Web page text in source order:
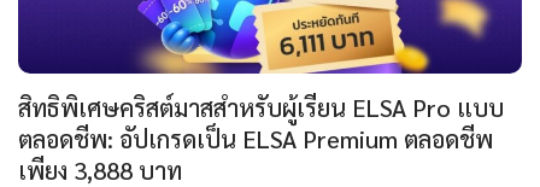
สิทธิพิเศษคริสต์มาสสำหรับผู้เรียน ELSA Pro แบบ
ตลอดชีพ: อัปเกรดเป็น ELSA Premium ตลอดชีพ
เพียง 3,888 บาท